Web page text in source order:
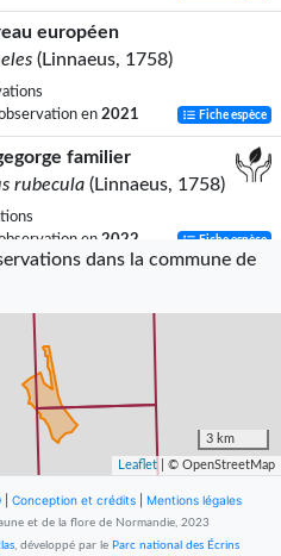
européen
(Linnaeus, 1758)
en 2021 Fiche espèce
familier
rubecula (Linnaeus, 1758)
en 2022 Fiche espèce
Linnaeus, 1758
en
roux
(Linnaeus, 1758)
mignon
dans la commune de
3 km
Leaflet | © OpenStreetMap
Conception et crédits Mentions légales
et de la flore de Normandie, 2023
, développé par le Parc national des Écrins